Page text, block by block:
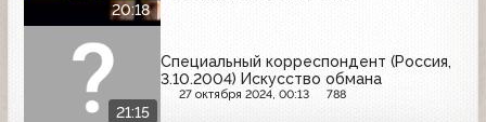
20:18
21:15
Специальный корреспондент (Россия,
3.10.2004) Искусство обмана
27 октября 2024, 00:13 788